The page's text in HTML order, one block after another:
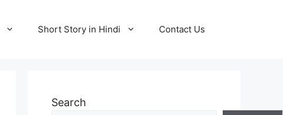
Short Story in Hindi Contact Us
Search